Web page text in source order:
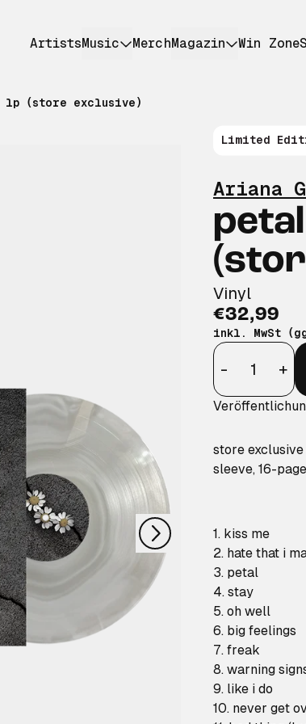
ArtistsMusic MerchMagazin Win Zone
(store exclusive)
nächstes
Ariana
Vinyl
€32,99
inkl. MwSt
Anzahl
-
+
store
sleeve, 16-
1. kiss me
2. hate that i
3. petal
4. stay
5. oh well
6. big feelings
7. freak
8. warning
9. like i do
10. never get
Limited